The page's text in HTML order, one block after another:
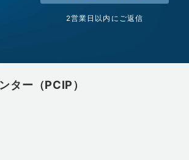
2営業日以内にご返信
ター（PCIP）